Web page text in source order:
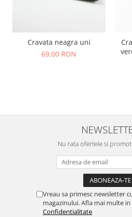
Cravata neagra uni
69,00 RON
Nu rata ofertele si
Vreau sa primesc newsletter
magazinului. Afla mai multe in
Confidentialitate